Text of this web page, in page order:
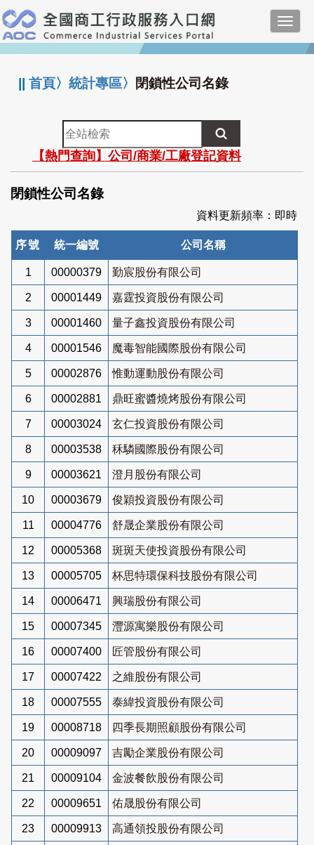
跳
到
主
要
:::
||首頁〉統計專區〉 閉鎖性公司名錄
全
站
檢
索
【熱門查詢】公司/商業/工廠登記資料
閉鎖性公司名錄
資料更新頻率：即時
序號 統一編號 公司名稱
1 00000379 勤宸股份有限公司
2 00001449 嘉霆投資股份有限公司
3 00001460 量子鑫投資股份有限公司
4 00001546 魔毒智能國際股份有限公司
5 00002876 惟動運動股份有限公司
6 00002881 鼎旺蜜醬燒烤股份有限公司
7 00003024 玄仁投資股份有限公司
8 00003538 秝驎國際股份有限公司
9 00003621 澄月股份有限公司
10 00003679 俊穎投資股份有限公司
11 00004776 舒晟企業股份有限公司
12 00005368 斑斑天使投資股份有限公司
13 00005705 杯思特環保科技股份有限公司
14 00006471 興瑞股份有限公司
15 00007345 灃源寓樂股份有限公司
16 00007400 匠管股份有限公司
17 00007422 之維股份有限公司
18 00007555 泰緯投資股份有限公司
19 00008718 四季長期照顧股份有限公司
20 00009097 吉勵企業股份有限公司
21 00009104 金波餐飲股份有限公司
22 00009651 佑晟股份有限公司
23 00009913 高通領投股份有限公司